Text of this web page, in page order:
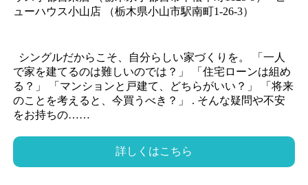
ューハウス小山店 （栃木県小山市駅南町1-26-3）
シングルだからこそ、自分らしい家づくりを。 「一人
で家を建てるのは難しいのでは？」 「住宅ローンは組め
る？」 「マンションと戸建て、どちらがいい？」 「将来
のことを考えると、今買うべき？」 . そんな疑問や不安
をお持ちの……
詳しくはこちら